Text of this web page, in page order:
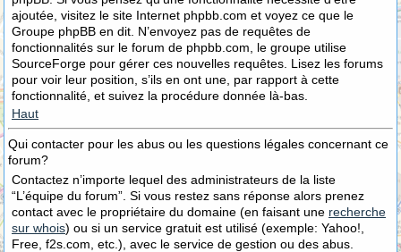
ajoutée, visitez le site Internet phpbb.com et voyez ce que le
Groupe phpBB en dit. N’envoyez pas de requêtes de
fonctionnalités sur le forum de phpbb.com, le groupe utilise
SourceForge pour gérer ces nouvelles requêtes. Lisez les forums
pour voir leur position, s’ils en ont une, par rapport à cette
fonctionnalité, et suivez la procédure donnée là-bas.
Haut
Qui contacter pour les abus ou les questions légales concernant ce
forum?
Contactez n’importe lequel des administrateurs de la liste
“L’équipe du forum”. Si vous restez sans réponse alors prenez
contact avec le propriétaire du domaine (en faisant une recherche
sur whois) ou si un service gratuit est utilisé (exemple: Yahoo!,
Free, f2s.com, etc.), avec le service de gestion ou des abus.